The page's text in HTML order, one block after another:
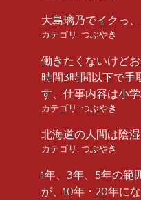
大島璃乃でイクっ、
カテゴリ: つぶやき
働きたくないけど
時間3時間以下で手
す、仕事内容は小
カテゴリ: つぶやき
北海道の人間は陰
カテゴリ: つぶやき
1年、3年、5年の範
が、10年・20年に